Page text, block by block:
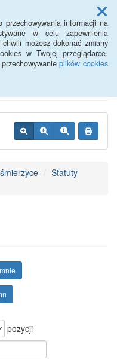
przechowywania informacji na
w celu zapewnienia
możesz dokonać zmiany
w Twojej przeglądarce.
plików cookies
Menu
Statuty
pozycji